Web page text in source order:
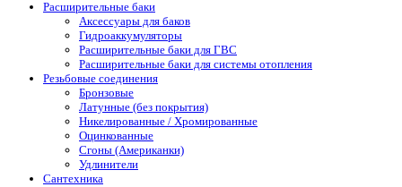
Расширительные баки
Аксессуары для баков
Гидроаккумуляторы
Расширительные баки для ГВС
Расширительные баки для системы отопления
Резьбовые соединения
Бронзовые
Латунные (без покрытия)
Никелированные / Хромированные
Оцинкованные
Сгоны (Американки)
Удлинители
Сантехника